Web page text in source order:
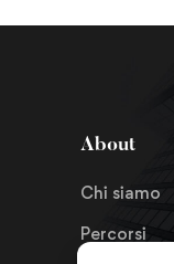
About
Chi siamo
Percorsi